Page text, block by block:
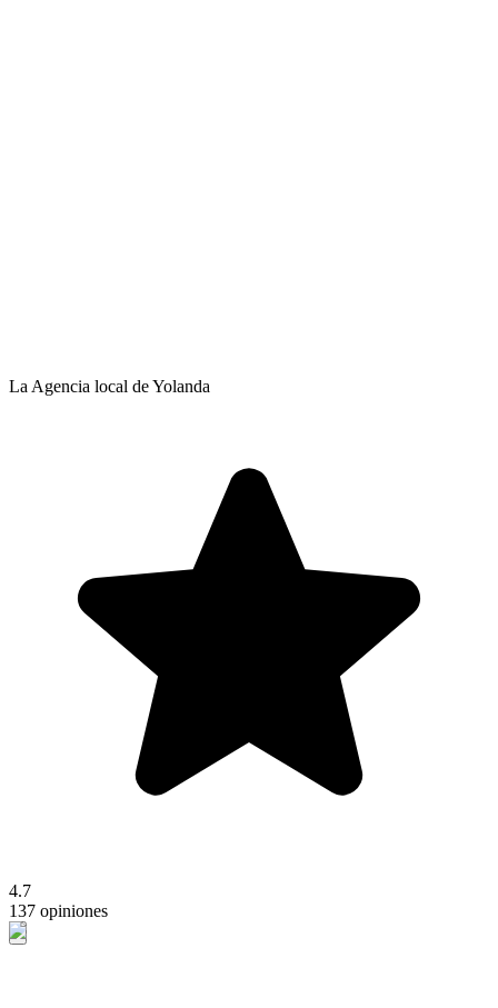
La Agencia local de Yolanda
4.7
137 opiniones